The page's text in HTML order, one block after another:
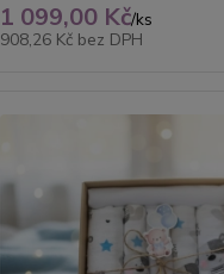
1 099,00 Kč/ks
908,26 Kč bez DPH